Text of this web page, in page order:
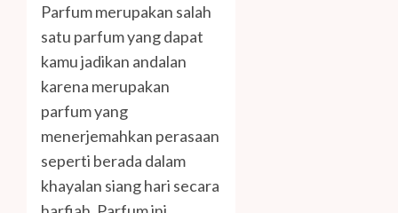
Parfum merupakan salah
satu parfum yang dapat
kamu jadikan andalan
karena merupakan
parfum yang
menerjemahkan perasaan
seperti berada dalam
khayalan siang hari secara